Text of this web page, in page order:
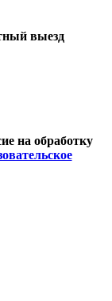
выезд
на обработку